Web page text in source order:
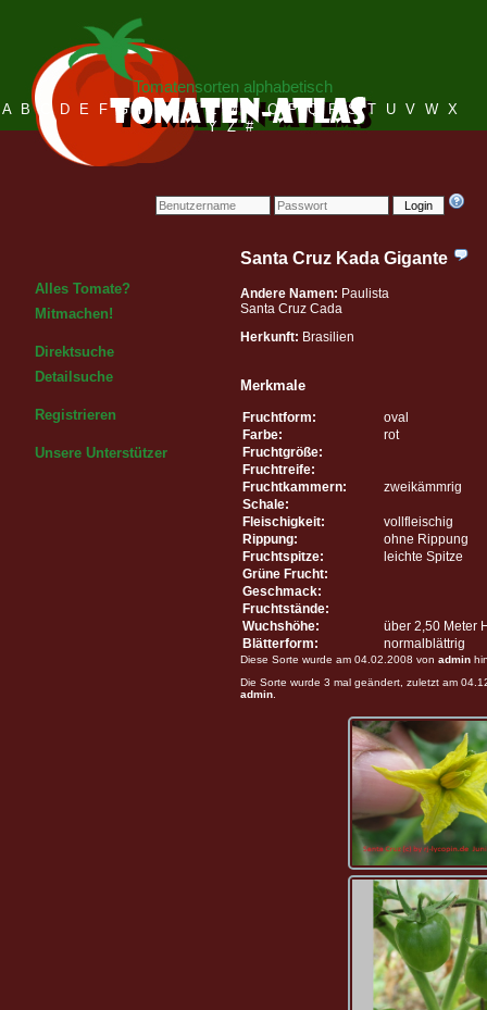
Login
Tomatensorten alphabetisch
A B C D E F G H I J K L M N O P Q R S T U V W X
Y Z #
Alles Tomate?
Mitmachen!
Direktsuche
Detailsuche
Registrieren
Unsere Unterstützer
Santa Cruz Kada Gigante
Andere Namen: Paulista
Santa Cruz Cada
Herkunft: Brasilien
Merkmale
Fruchtform:
oval
Farbe:
rot
Fruchtgröße:
Fruchtreife:
Fruchtkammern:
zweikämmrig
Schale:
Fleischigkeit:
vollfleischig
Rippung:
ohne Rippung
Fruchtspitze:
leichte Spitze
Grüne Frucht:
Geschmack:
Fruchtstände:
Wuchshöhe:
über 2,50 Meter
Blätterform:
normalblättrig
Diese Sorte wurde am 04.02.2008 von admin
Die Sorte wurde 3 mal geändert, zuletzt am
admin